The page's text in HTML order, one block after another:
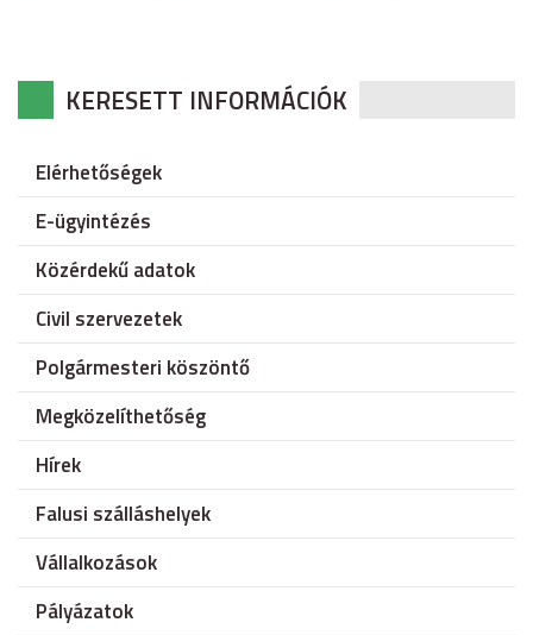
KERESETT INFORMÁCIÓK
Elérhetőségek
E-ügyintézés
Közérdekű adatok
Civil szervezetek
Polgármesteri köszöntő
Megközelíthetőség
Hírek
Falusi szálláshelyek
Vállalkozások
Pályázatok